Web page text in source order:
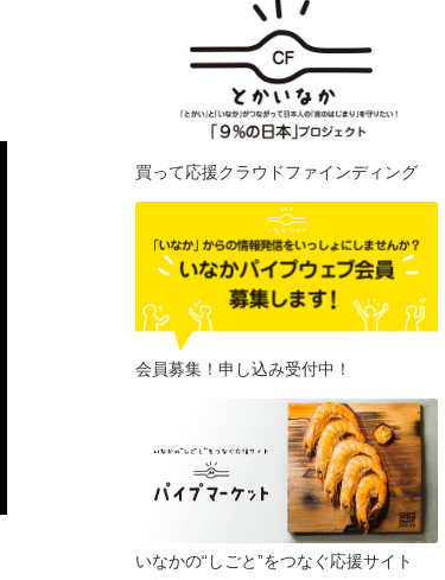
買って応援クラウドファインディング
会員募集！申し込み受付中！
いなかの“しごと”をつなぐ応援サイト